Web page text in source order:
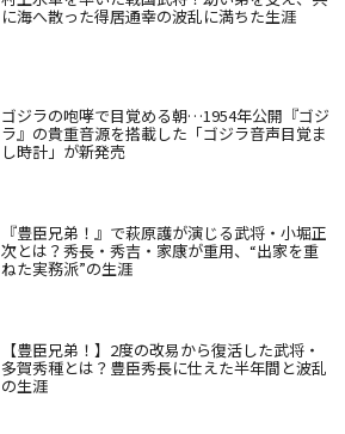
に海へ散った得居通幸の波乱に満ちた生涯
ゴジラの咆哮で目覚める朝…1954年公開『ゴジ
ラ』の貴重音源を搭載した「ゴジラ音声目覚ま
し時計」が新発売
『豊臣兄弟！』で萩原護が演じる武将・小堀正
次とは？秀長・秀吉・家康が重用、“出家を重
ねた実務派”の生涯
【豊臣兄弟！】2度の改易から復活した武将・
多賀秀種とは？豊臣秀長に仕えた半年間と波乱
の生涯